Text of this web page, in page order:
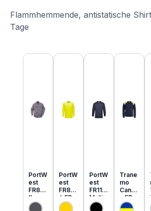
Flammhemmende, antistatische
Tage
Produktgalerie überspringen
PortW
est
FR89
flamm
hemm
PortW
est
FR80
6 FR
MultiN
PortW
est
FR11
Multi
Norm
Trane
mo
Cante
x FR
MultiN